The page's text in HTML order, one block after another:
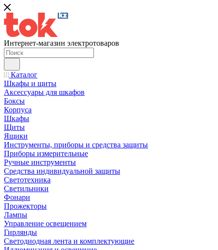
Интернет-магазин электротоваров
Каталог
Шкафы и щиты
Аксессуары для шкафов
Боксы
Корпуса
Шкафы
Щиты
Ящики
Инструменты, приборы и средства защиты
Приборы измерительные
Ручные инструменты
Средства индивидуальной защиты
Светотехника
Светильники
Фонари
Прожекторы
Лампы
Управление освещением
Гирлянды
Светодиодная лента и комплектующие